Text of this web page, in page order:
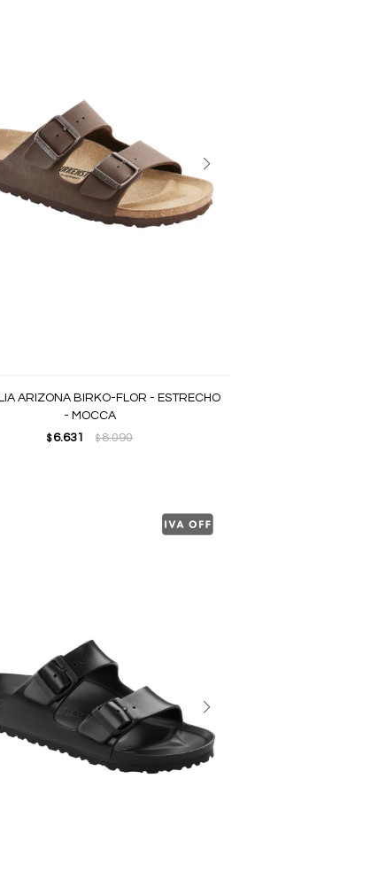
ARIZONA BIRKO-FLOR - ESTRECHO
- MOCCA
$ 6.631 $8.090